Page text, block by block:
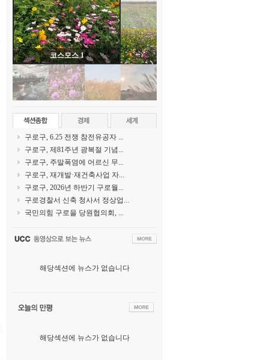
코스모스 1
구로구, 6.25 전쟁 참전유공자 ...
구로구, 제81주년 광복절 기념...
구로구, 주말폭염에 어르신 무...
구로구, 재개발·재건축사업 자...
구로구, 2026년 하반기 구로월...
구로경찰서 신축 청사서 정상업...
국민의힘 구로을 당원협의회, ...
해당섹션에 뉴스가 없습니다
해당섹션에 뉴스가 없습니다